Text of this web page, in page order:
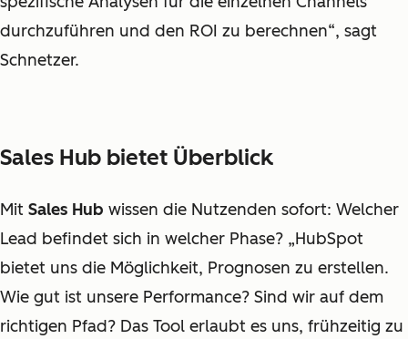
durchzuführen und den ROI zu berechnen“, sagt
Schnetzer.
Sales Hub bietet Überblick
Mit Sales Hub wissen die Nutzenden sofort: Welcher
Lead befindet sich in welcher Phase? „HubSpot
bietet uns die Möglichkeit, Prognosen zu erstellen.
Wie gut ist unsere Performance? Sind wir auf dem
richtigen Pfad? Das Tool erlaubt es uns, frühzeitig zu